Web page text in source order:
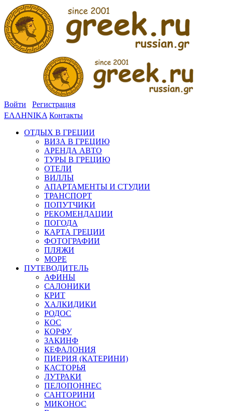
Войти
Регистрация
ΕΛΛΗΝΙΚΑ Контакты
ОТДЫХ В ГРЕЦИИ
ВИЗА В ГРЕЦИЮ
АРЕНДА АВТО
ТУРЫ В ГРЕЦИЮ
ОТЕЛИ
ВИЛЛЫ
АПАРТАМЕНТЫ И СТУДИИ
ТРАНСПОРТ
ПОПУТЧИКИ
РЕКОМЕНДАЦИИ
ПОГОДА
КАРТА ГРЕЦИИ
ФОТОГРАФИИ
ПЛЯЖИ
МОРЕ
ПУТЕВОДИТЕЛЬ
АФИНЫ
САЛОНИКИ
КРИТ
ХАЛКИДИКИ
РОДОС
КОС
КОРФУ
ЗАКИНФ
КЕФАЛОНИЯ
ПИЕРИЯ (КАТЕРИНИ)
КАСТОРЬЯ
ЛУТРАКИ
ПЕЛОПОННЕС
САНТОРИНИ
МИКОНОС